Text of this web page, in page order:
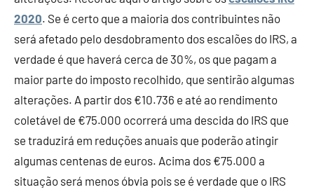
2020. Se é certo que a maioria dos contribuintes não
será afetado pelo desdobramento dos escalões do IRS, a
verdade é que haverá cerca de 30%, os que pagam a
maior parte do imposto recolhido, que sentirão algumas
alterações. A partir dos €10.736 e até ao rendimento
coletável de €75.000 ocorrerá uma descida do IRS que
se traduzirá em reduções anuais que poderão atingir
algumas centenas de euros. Acima dos €75.000 a
situação será menos óbvia pois se é verdade que o IRS